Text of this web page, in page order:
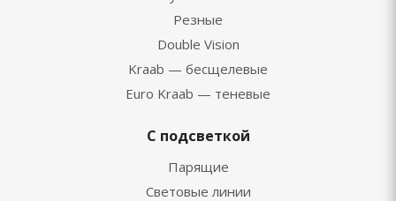
Резные
Double Vision
Kraab — бесщелевые
Euro Kraab — теневые
С подсветкой
Парящие
Световые линии